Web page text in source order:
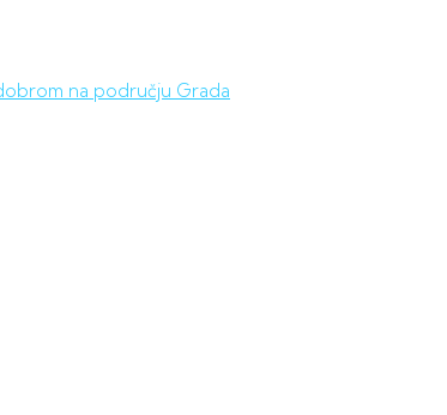
na području Grada